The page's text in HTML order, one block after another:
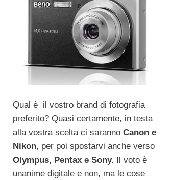
Qual è il vostro brand di fotografia
preferito? Quasi certamente, in testa
alla vostra scelta ci saranno Canon e
Nikon, per poi spostarvi anche verso
Olympus, Pentax e Sony. Il voto è
unanime digitale e non, ma le cose